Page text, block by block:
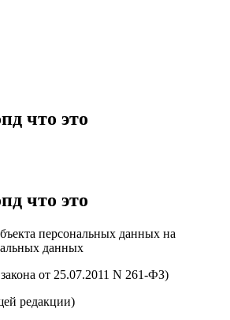
что это
что это
персональных данных на
данных
от 25.07.2011 N 261-ФЗ)
редакции)